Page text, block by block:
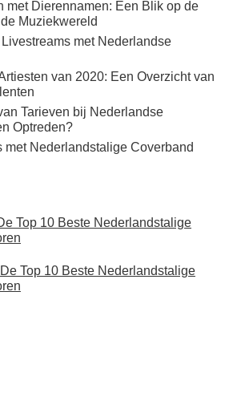
met Dierennamen: Een Blik op de
Muziekwereld
met Nederlandse
van 2020: Een Overzicht van
Tarieven bij Nederlandse
Optreden?
met Nederlandstalige Coverband
Top 10 Beste Nederlandstalige
De Top 10 Beste Nederlandstalige